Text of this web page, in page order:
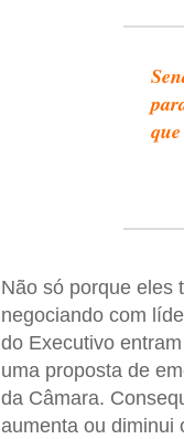
Não só porque eles
negociando com
do Executivo
uma proposta de
da Câmara.
aumenta ou diminui